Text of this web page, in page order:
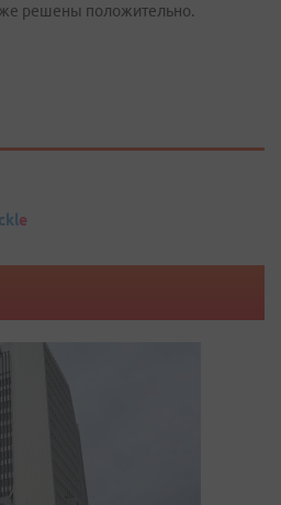
решены положительно.
e